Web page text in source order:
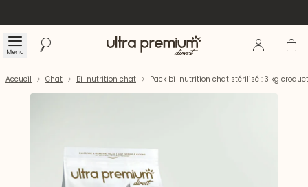
Menu Rechercher Accueil Se Panier
Accueil Chat Bi-nutrition chat Pack bi-nutrition chat stérilisé : 3 kg